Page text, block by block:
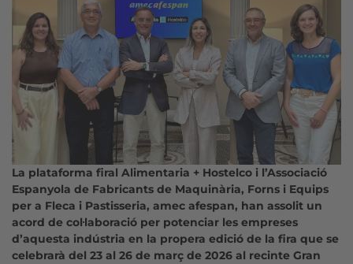
La plataforma firal Alimentaria + Hostelco i l’Associació
Espanyola de Fabricants de Maquinària, Forns i Equips
per a Fleca i Pastisseria, amec afespan, han assolit un
acord de col·laboració per potenciar les empreses
d’aquesta indústria en la propera edició de la fira que se
celebrarà del 23 al 26 de març de 2026 al recinte Gran